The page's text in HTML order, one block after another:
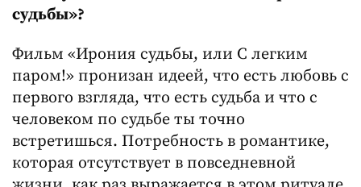
судьбы»?
Фильм «Ирония судьбы, или С легким
паром!» пронизан идеей, что есть любовь с
первого взгляда, что есть судьба и что с
человеком по судьбе ты точно
встретишься. Потребность в романтике,
которая отсутствует в повседневной